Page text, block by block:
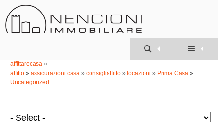
affittarecasa »
affitto » assicurazioni casa » consigliaffitto » locazioni » Prima Casa »
Uncategorized